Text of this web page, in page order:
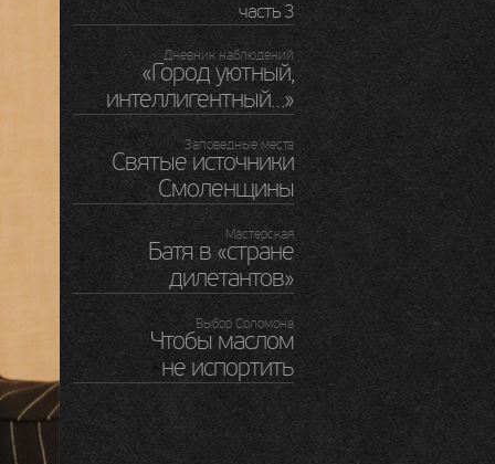
часть 3
Дневник наблюдений
«Город уютный,
интеллигентный…»
Заповедные места
Святые источники
Смоленщины
Мастерская
Батя в «стране
дилетантов»
Выбор Соломона
Чтобы маслом
не испортить